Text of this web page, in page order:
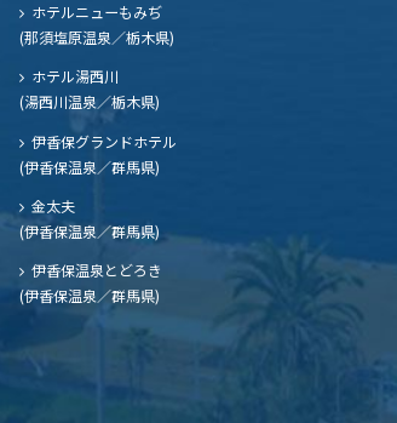
ホテルニューもみぢ
(那須塩原温泉／栃木県)
ホテル湯西川
(湯西川温泉／栃木県)
伊香保グランドホテル
(伊香保温泉／群馬県)
金太夫
(伊香保温泉／群馬県)
伊香保温泉とどろき
(伊香保温泉／群馬県)